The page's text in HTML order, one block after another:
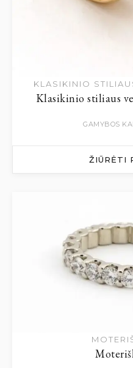
KLASIKINIO
Klasikinio stiliaus
GAMYBOS
ŽIŪRĖTI